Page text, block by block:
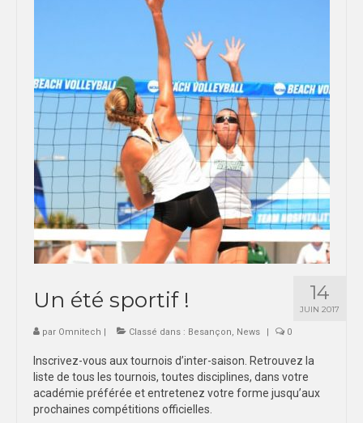
14
JUIN 2017
Un été sportif !
par Omnitech Classé dans : Besançon, News 0
Inscrivez-vous aux tournois d’inter-saison. Retrouvez la
liste de tous les tournois, toutes disciplines, dans votre
académie préférée et entretenez votre forme jusqu’aux
prochaines compétitions officielles.